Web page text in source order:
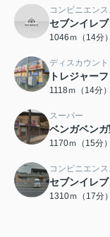
コンビニエン
セブンイレ
1046ｍ（14分）
ディスカウン
トレジャー
1118ｍ（14分）
スーパー
ベンガベン
1170ｍ（15分）
コンビニエン
セブンイレ
1310ｍ（17分）